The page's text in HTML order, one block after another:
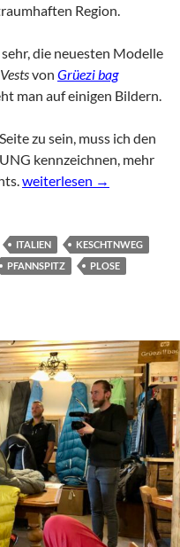
Region.
die neuesten Modelle
Vestsvon Grüezi bag
man auf einigen Bildern.
zu sein, muss ich den
kennzeichnen, mehr
Buntes Herbstfinale in
weiterlesen →
ITALIEN
KESCHTNWEG
PFANNSPITZ
PLOSE